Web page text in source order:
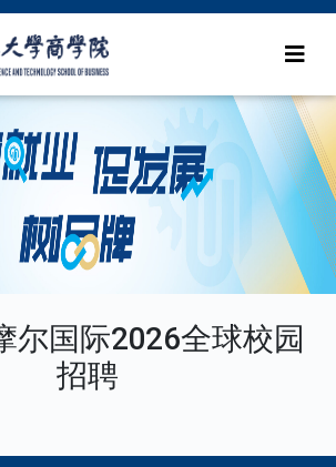
尔国际2026全球校园
招聘